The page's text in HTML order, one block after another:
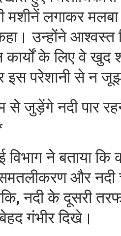
मशीनें लगाकर
उन्होंने आश्वस्त
के लिए वे खुद
इस परेशानी से न
जुड़ेंगे नदी पार
विभाग ने बताया कि
और नदी
नदी के दूसरी तरफ
गंभीर दिखे।